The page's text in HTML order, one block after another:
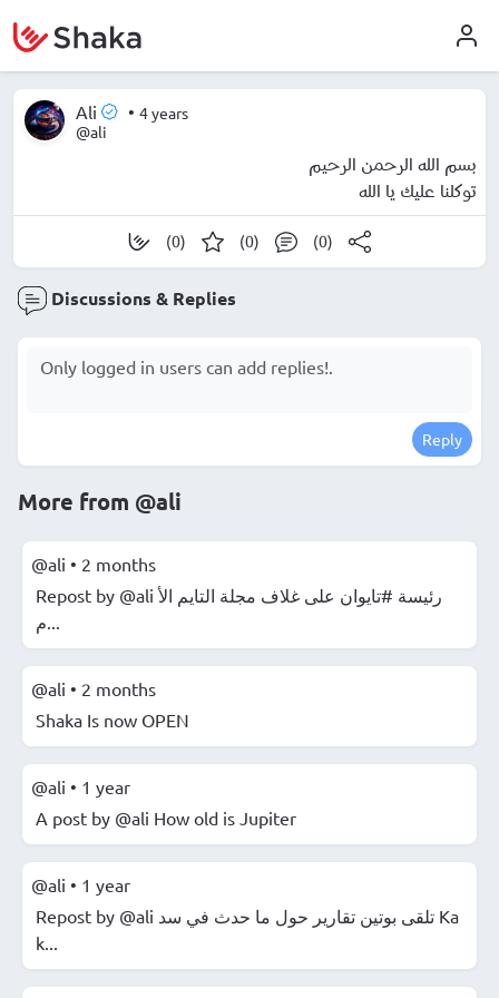
Ali • 4 years
@ali
بسم الله الرحمن الرحيم
توكلنا عليك يا الله
(0) (0) (0)
Discussions & Replies
Reply
More from @ali
@ali • 2 months
Repost by @ali رئيسة #تايوان على غلاف مجلة التايم الأ
@ali • 2 months
Shaka Is now OPEN
@ali • 1 year
A post by @ali How old is Jupiter
@ali • 1 year
Repost by @ali ️تلقى بوتين تقارير حول ما حدث في سد Ka
k...